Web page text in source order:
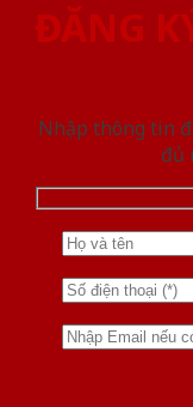
ĐĂNG
Nhập thông tin
đủ